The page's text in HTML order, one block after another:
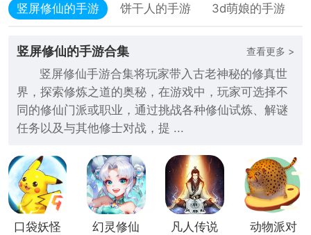
竖屏修仙的手游 饼干人的手游 3d萌娘的手游
竖屏修仙的手游合集 查看更多 >
竖屏修仙手游合集将玩家带入古老神秘的修真世
界，探索修炼之道的奥秘，在游戏中，玩家可选择不
同的修仙门派或职业，通过挑战各种修仙试炼、解谜
任务以及与其他修士对战，提 ...
口袋妖怪
幻灵修仙
凡人传说
动物派对